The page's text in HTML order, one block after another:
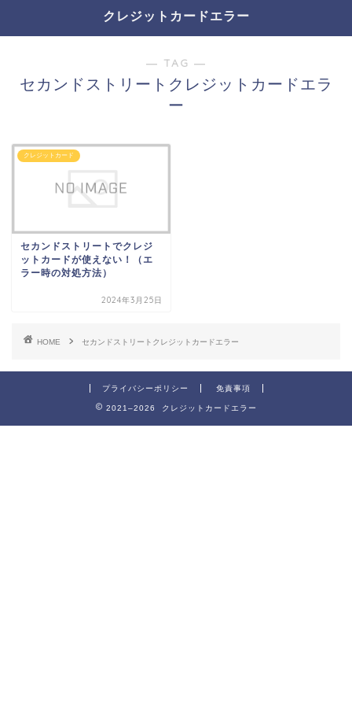
クレジットカードエラー
― TAG ―
セカンドストリートクレジットカードエラ
ー
クレジットカード
セカンドストリートでクレジ
ットカードが使えない！（エ
ラー時の対処方法）
2024年3月25日
HOME セカンドストリートクレジットカードエラー
プライバシーポリシー 免責事項
2021–2026 クレジットカードエラー